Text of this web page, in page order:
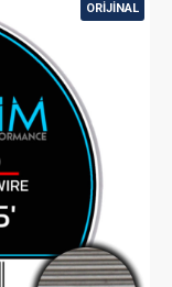
ORIJINAL